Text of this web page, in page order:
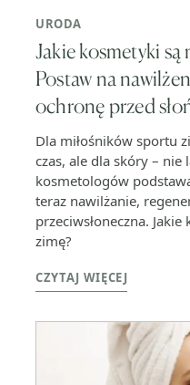
URODA
Jakie kosmetyki są
Postaw na
ochronę przed
Dla miłośników sportu
czas, ale dla skóry – nie
kosmetologów
teraz nawilżanie,
przeciwsłoneczna.
zimę?
CZYTAJ WIĘCEJ